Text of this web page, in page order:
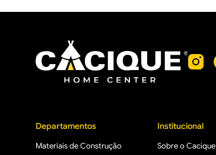
Departamentos
Materiais de Construção
Institucional
Sobre o Cacique